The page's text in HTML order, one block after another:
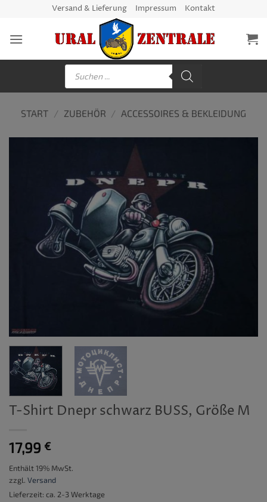
springen
Versand & Lieferung Impressum Kontakt
Products
search
START / ZUBEHÖR / ACCESSOIRES & BEKLEIDUNG
T-Shirt Dnepr schwarz BUSS, Größe M
17,99 €
Enthält 19% MwSt.
zzgl. Versand
Lieferzeit: ca. 2-3 Werktage